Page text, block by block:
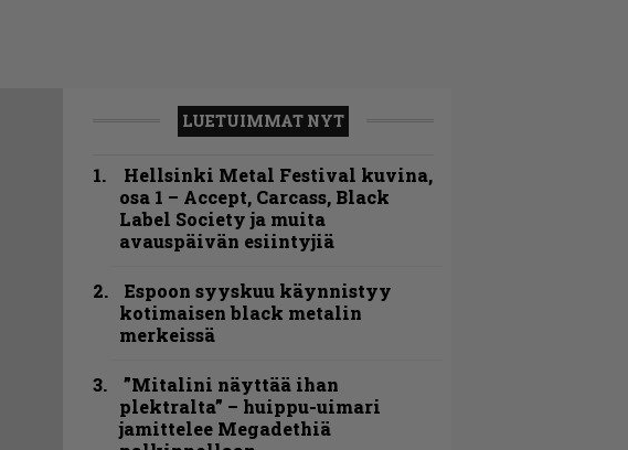
LUETUIMMAT NYT
Hellsinki Metal Festival kuvina,
osa 1 – Accept, Carcass, Black
Label Society ja muita
avauspäivän esiintyjiä
Espoon syyskuu käynnistyy
kotimaisen black metalin
merkeissä
”Mitalini näyttää ihan
plektralta” – huippu-uimari
jamittelee Megadethiä